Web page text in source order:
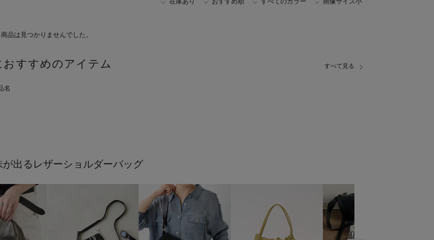
在庫あり おすすめ順 すべてのカラー 画像サイズ小
品は見つかりませんでした。
おすすめのアイテム
が出るレザーショルダーバッグ